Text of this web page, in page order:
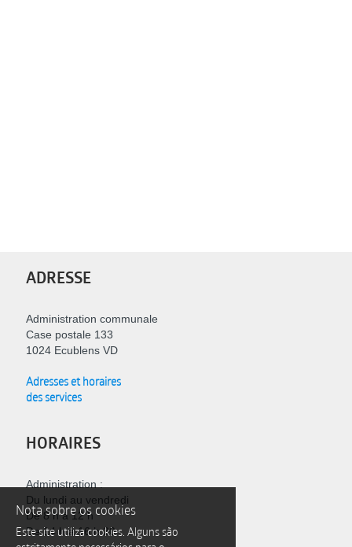
ADRESSE
Administration communale
Case postale 133
1024 Ecublens VD
Adresses et horaires
des services
HORAIRES
Administration :
Du lundi au vendredi
De 8 h à 12 h
De 14 h à 16 h 30
Nota sobre os cookies
Este site utiliza cookies. Alguns são